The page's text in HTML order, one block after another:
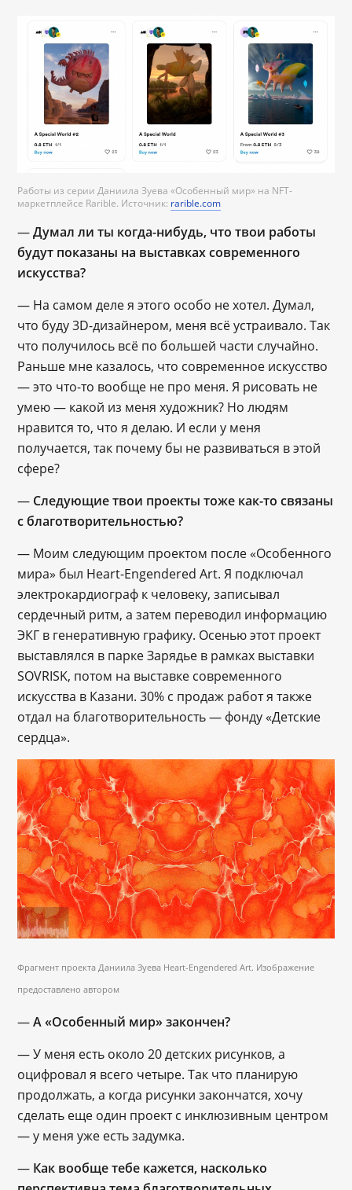
Работы из серии Даниила Зуева «Особенный мир» на NFT-
маркетплейсе Rarible. Источник: rarible.com
—Думал ли ты когда-нибудь, что твои работы
будут показаны на выставках современного
искусства?
— На самом деле я этого особо не хотел. Думал,
что буду 3D-дизайнером, меня всё устраивало. Так
что получилось всё по большей части случайно.
Раньше мне казалось, что современное искусство
— это что-то вообще не про меня. Я рисовать не
умею — какой из меня художник? Но людям
нравится то, что я делаю. И если у меня
получается, так почему бы не развиваться в этой
сфере?
— Следующие твои проекты тоже как-то связаны
с благотворительностью?
— Моим следующим проектом после «Особенного
мира» был Heart-Engendered Art. Я подключал
электрокардиограф к человеку, записывал
сердечный ритм, а затем переводил информацию
ЭКГ в генеративную графику. Осенью этот проект
выставлялся в парке Зарядье в рамках выставки
SOVRISK, потом на выставке современного
искусства в Казани. 30% с продаж работ я также
отдал на благотворительность — фонду «Детские
сердца».
Фрагмент проекта Даниила Зуева Heart-Engendered Art. Изображение
предоставлено автором
—А «Особенный мир» закончен?
— У меня есть около 20 детских рисунков, а
оцифровал я всего четыре. Так что планирую
продолжать, а когда рисунки закончатся, хочу
сделать еще один проект с инклюзивным центром
— у меня уже есть задумка.
— Как вообще тебе кажется, насколько